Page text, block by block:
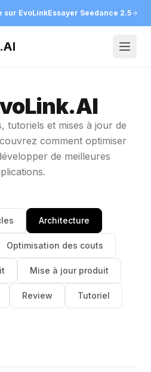
sur EvoLinkEssayer Seedance 2.5
tutoriels et mises à jour de
comment optimiser
de meilleures
Architecture
Optimisation des couts
Mise à jour produit
Review Tutoriel